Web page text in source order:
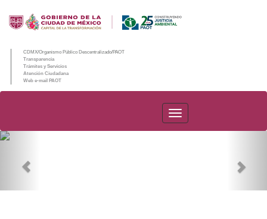
CDMX/Organismo Público Descentralizado/PAOT
Transparencia
Trámites y Servicios
Atención Ciudadana
Web e-mail PAOT
PAOT